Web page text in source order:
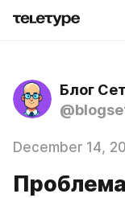
Блог
December 14,